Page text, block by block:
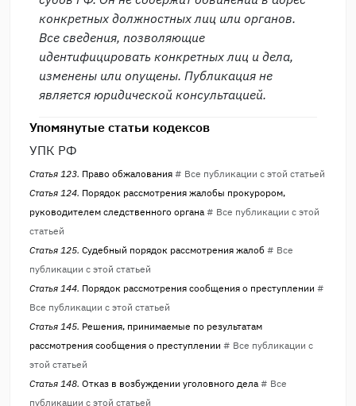
конкретных должностных лиц или органов.
Все сведения, позволяющие
идентифицировать конкретных лиц и дела,
изменены или опущены. Публикация не
является юридической консультацией.
Упомянутые статьи кодексов
УПК РФ
Статья 123. Право обжалования # Все публикации с этой статьей
Статья 124. Порядок рассмотрения жалобы прокурором,
руководителем следственного органа # Все публикации с этой
статьей
Статья 125. Судебный порядок рассмотрения жалоб # Все
публикации с этой статьей
Статья 144. Порядок рассмотрения сообщения о преступлении #
Все публикации с этой статьей
Статья 145. Решения, принимаемые по результатам
рассмотрения сообщения о преступлении # Все публикации с
этой статьей
Статья 148. Отказ в возбуждении уголовного дела # Все
публикации с этой статьей